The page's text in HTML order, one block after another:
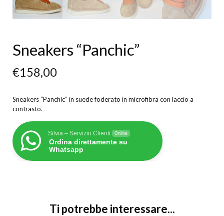
Sneakers “Panchic”
€158,00
Sneakers “Panchic” in suede foderato in microfibra con laccio a
contrasto.
Silvia – Servizio Clienti Online
Ordina direttamente su
Whatsapp
Ti potrebbe interessare...